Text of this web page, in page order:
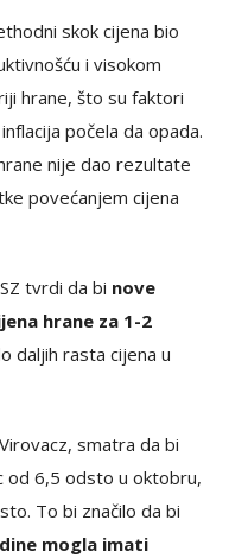
skok cijena bio
i visokom
hrane, što su faktori
počela da opada.
nije dao rezultate
povećanjem cijena
tvrdi da bi nove
hrane za 1-2
daljih rasta cijena u
smatra da bi
od 6,5 odsto u oktobru,
To bi značilo da bi
mogla imati